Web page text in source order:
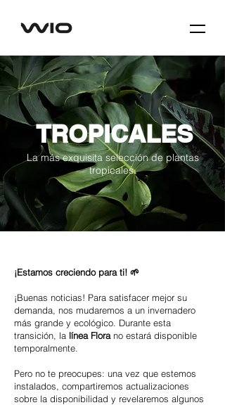
TROPICALES
La más exquisita selección de plantas
tropicales.
¡Estamos creciendo para ti! 🌱
¡Buenas noticias! Para satisfacer mejor su
demanda, nos mudaremos a un invernadero
más grande y ecológico. Durante esta
transición, la línea Florano estará disponible
temporalmente.
Pero no te preocupes: una vez que estemos
instalados, compartiremos actualizaciones
sobre la disponibilidad y revelaremos algunos